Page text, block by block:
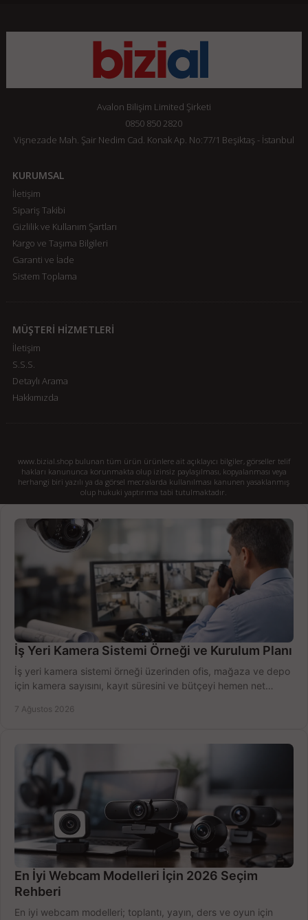
Avalon Bilişim Limited Şirketi
0850 850 2820
Vişnezade Mah. Şair Nedim Cad. Konak Ap. No:77/1 Beşiktaş - İstanbul
KURUMSAL
İletişim
Sipariş Takibi
Gizlilik ve Kullanım Şartları
Kargo ve Taşıma Bilgileri
Garanti ve İade
Sistem Toplama
MÜŞTERİ HİZMETLERİ
İletişim
S.S.S.
Detaylı Arama
Hakkımızda
www.bizial.shop bulunan tüm ürün ürünlere ait açıklayıcı bilgiler, görseller telif
hakları kanununca korunmakta olup izinsiz paylaşılması, kopyalanması veya
herhangi biri yazılı ya da görsel mecralarda kullanılması kanunen yasaklanmış
olup hukuki yaptırıma tabi tutulmaktadır.
İş Yeri Kamera Sistemi Örneği ve Kurulum Planı
İş yeri kamera sistemi örneği üzerinden ofis, mağaza ve depo
için kamera sayısını, kayıt süresini ve bütçeyi hemen net
7 Ağustos 2026
En İyi Webcam Modelleri İçin 2026 Seçim
Rehberi
En iyi webcam modelleri; toplantı, yayın, ders ve oyun için